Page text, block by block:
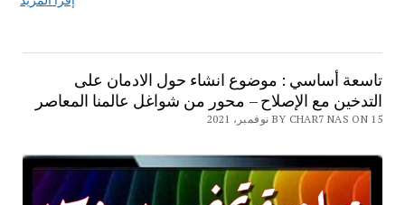
تاسعة أساسي : موضوع انشاء حول الادمان على
التدخين مع الإصلاح – محور من شواغل عالمنا المعاصر
BY CHAR7 NAS ON 15 نوفمبر، 2021